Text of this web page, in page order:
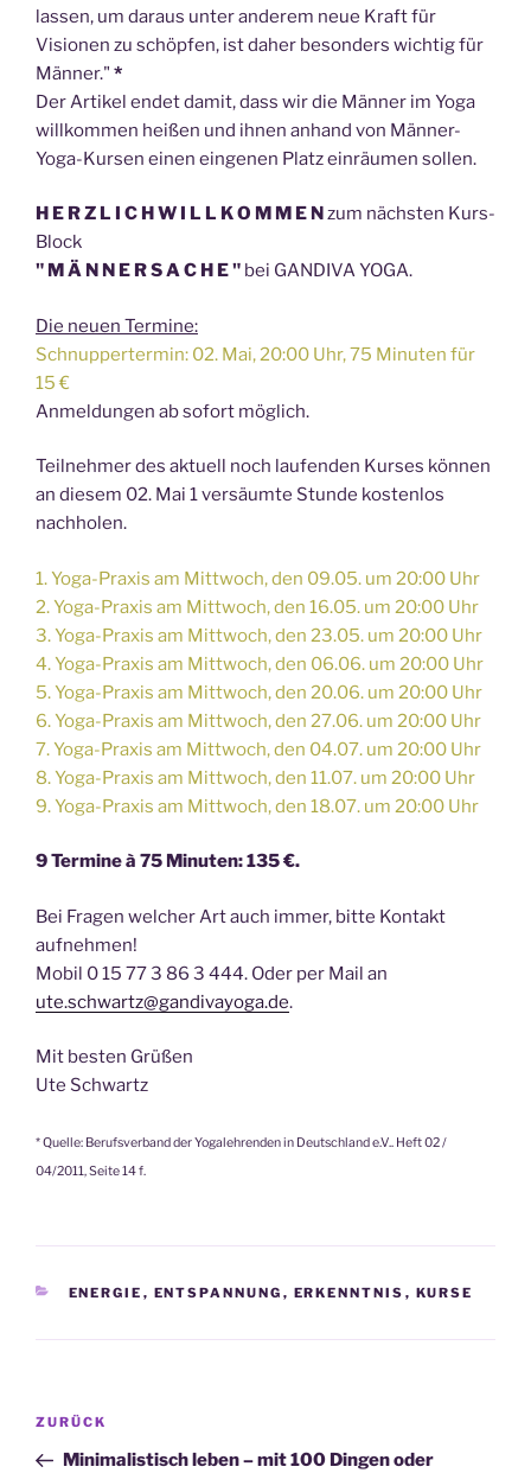
lassen, um daraus unter anderem neue Kraft für
Visionen zu schöpfen, ist daher besonders wichtig für
Männer." *
Der Artikel endet damit, dass wir die Männer im Yoga
willkommen heißen und ihnen anhand von Männer-
Yoga-Kursen einen eingenen Platz einräumen sollen.
H E R Z L I C H W I L L K O M M E Nzum nächsten Kurs-
Block
" M Ä N N E R S A C H E " bei GANDIVA YOGA.
Die neuen Termine:
Schnuppertermin: 02. Mai, 20:00 Uhr, 75 Minuten für
15 €
Anmeldungen ab sofort möglich.
Teilnehmer des aktuell noch laufenden Kurses können
an diesem 02. Mai 1 versäumte Stunde kostenlos
nachholen.
1. Yoga-Praxis am Mittwoch, den 09.05. um 20:00 Uhr
2. Yoga-Praxis am Mittwoch, den 16.05. um 20:00 Uhr
3. Yoga-Praxis am Mittwoch, den 23.05. um 20:00 Uhr
4. Yoga-Praxis am Mittwoch, den 06.06. um 20:00 Uhr
5. Yoga-Praxis am Mittwoch, den 20.06. um 20:00 Uhr
6. Yoga-Praxis am Mittwoch, den 27.06. um 20:00 Uhr
7. Yoga-Praxis am Mittwoch, den 04.07. um 20:00 Uhr
8. Yoga-Praxis am Mittwoch, den 11.07. um 20:00 Uhr
9. Yoga-Praxis am Mittwoch, den 18.07. um 20:00 Uhr
9 Termine à 75 Minuten: 135 €.
Bei Fragen welcher Art auch immer, bitte Kontakt
aufnehmen!
Mobil 0 15 77 3 86 3 444. Oder per Mail an
ute.schwartz@gandivayoga.de.
Mit besten Grüßen
Ute Schwartz
* Quelle: Berufsverband der Yogalehrenden in Deutschland e.V.. Heft 02 /
04/2011, Seite 14 f.
KATEGORIEN
ENERGIE , ENTSPANNUNG , ERKENNTNIS , KURSE
Beitragsnavigation
Vorheriger
Beitrag
ZURÜCK
Minimalistisch leben – mit 100 Dingen oder